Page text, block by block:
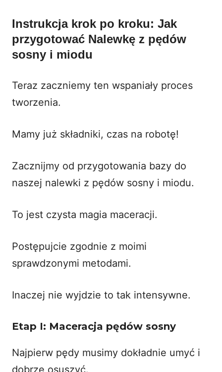
Instrukcja krok po kroku: Jak
przygotować Nalewkę z pędów
sosny i miodu
Teraz zaczniemy ten wspaniały proces
tworzenia.
Mamy już składniki, czas na robotę!
Zacznijmy od przygotowania bazy do
naszej nalewki z pędów sosny i miodu.
To jest czysta magia maceracji.
Postępujcie zgodnie z moimi
sprawdzonymi metodami.
Inaczej nie wyjdzie to tak intensywne.
Etap I: Maceracja pędów sosny
Najpierw pędy musimy dokładnie umyć i
dobrze osuszyć.